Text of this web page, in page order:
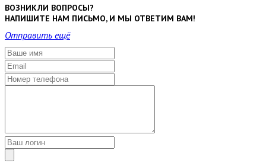
ВОЗНИКЛИ ВОПРОСЫ?
НАПИШИТЕ НАМ ПИСЬМО, И МЫ ОТВЕТИМ ВАМ!
Отправить ещё